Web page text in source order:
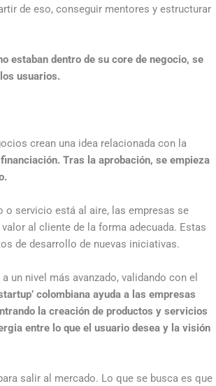
de eso, conseguir mentores y estructurar
estaban dentro de su core de negocio, se
usuarios.
crean una idea relacionada con la
Tras la aprobación, se empieza
o servicio está al aire, las empresas se
al cliente de la forma adecuada. Estas
de desarrollo de nuevas iniciativas.
un nivel más avanzado, validando con el
colombiana ayuda a las empresas
la creación de productos y servicios
entre lo que el usuario desea y la visión
salir al mercado. Lo que se busca es que